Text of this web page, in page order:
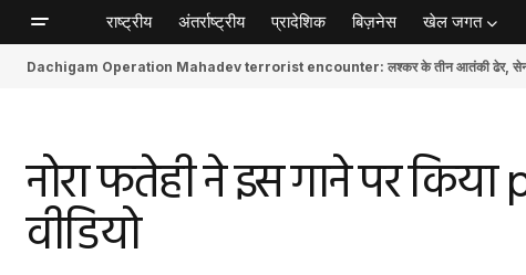
राष्ट्रीय अंतर्राष्ट्रीय प्रादेशिक बिज़नेस खेल जगत
Dachigam Operation Mahadev terrorist encounter: लश्कर के तीन आतंकी ढेर, सेना
नोरा फतेही ने इस गाने पर
वीडियो